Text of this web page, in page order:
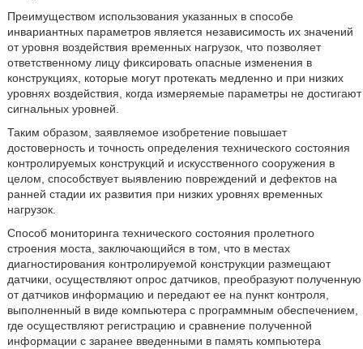
Преимуществом использования указанных в способе
инвариантных параметров является независимость их значений
от уровня воздействия временных нагрузок, что позволяет
ответственному лицу фиксировать опасные изменения в
конструкциях, которые могут протекать медленно и при низких
уровнях воздействия, когда измеряемые параметры не достигают
сигнальных уровней.
Таким образом, заявляемое изобретение повышает
достоверность и точность определения технического состояния
контролируемых конструкций и искусственного сооружения в
целом, способствует выявлению повреждений и дефектов на
ранней стадии их развития при низких уровнях временных
нагрузок.
Способ мониторинга технического состояния пролетного
строения моста, заключающийся в том, что в местах
диагностирования контролируемой конструкции размещают
датчики, осуществляют опрос датчиков, преобразуют полученную
от датчиков информацию и передают ее на пункт контроля,
выполненный в виде компьютера с программным обеспечением,
где осуществляют регистрацию и сравнение полученной
информации с заранее введенными в память компьютера